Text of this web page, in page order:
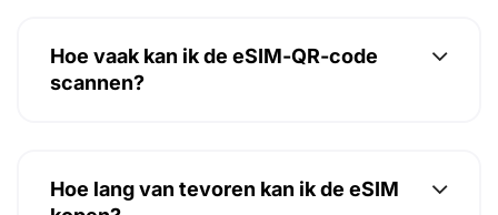
Hoe vaak kan ik de eSIM-QR-code
scannen?
Hoe lang van tevoren kan ik de eSIM